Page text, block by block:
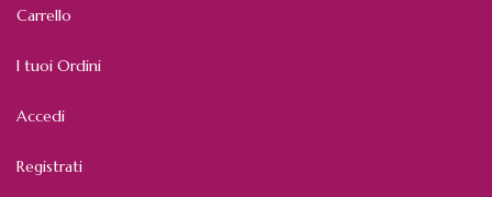
Carrello
I tuoi Ordini
Accedi
Registrati